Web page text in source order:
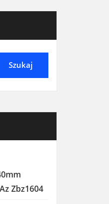
Szukaj
Zbz1604